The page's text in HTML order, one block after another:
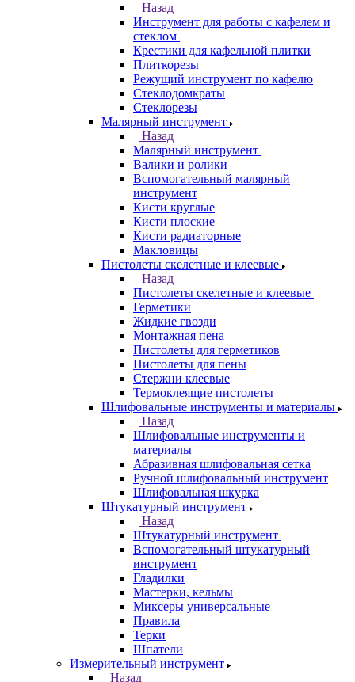
Назад
Инструмент для работы с кафелем и
стеклом
Крестики для кафельной плитки
Плиткорезы
Режущий инструмент по кафелю
Стеклодомкраты
Стеклорезы
Малярный инструмент
Назад
Малярный инструмент
Валики и ролики
Вспомогательный малярный
инструмент
Кисти круглые
Кисти плоские
Кисти радиаторные
Макловицы
Пистолеты скелетные и клеевые
Назад
Пистолеты скелетные и клеевые
Герметики
Жидкие гвозди
Монтажная пена
Пистолеты для герметиков
Пистолеты для пены
Стержни клеевые
Термоклеящие пистолеты
Шлифовальные инструменты и материалы
Назад
Шлифовальные инструменты и
материалы
Абразивная шлифовальная сетка
Ручной шлифовальный инструмент
Шлифовальная шкурка
Штукатурный инструмент
Назад
Штукатурный инструмент
Вспомогательный штукатурный
инструмент
Гладилки
Мастерки, кельмы
Миксеры универсальные
Правила
Терки
Шпатели
Измерительный инструмент
Назад